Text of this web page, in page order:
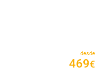
desde
469€